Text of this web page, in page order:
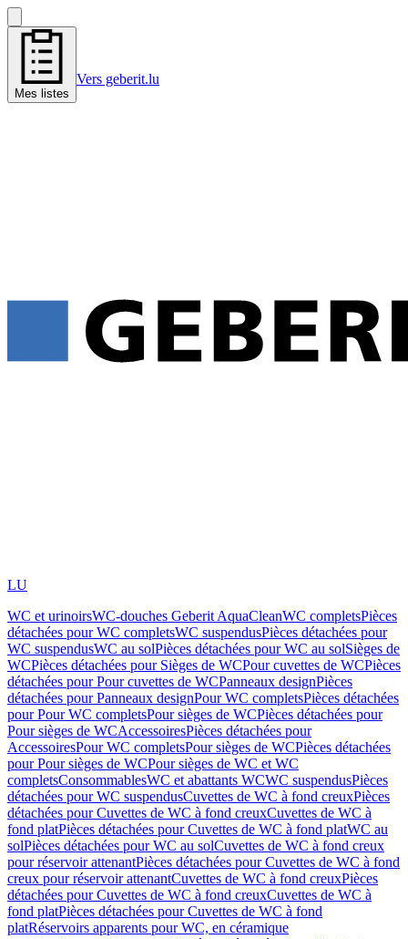
Mes listes
Vers geberit.lu
LU
WC et urinoirsWC-douches Geberit AquaCleanWC completsPièces
détachées pour WC completsWC suspendusPièces détachées pour
WC suspendusWC au solPièces détachées pour WC au solSièges de
WCPièces détachées pour Sièges de WCPour cuvettes de WCPièces
détachées pour Pour cuvettes de WCPanneaux designPièces
détachées pour Panneaux designPour WC completsPièces détachées
pour Pour WC completsPour sièges de WCPièces détachées pour
Pour sièges de WCAccessoiresPièces détachées pour
AccessoiresPour WC completsPour sièges de WCPièces détachées
pour Pour sièges de WCPour sièges de WC et WC
completsConsommablesWC et abattants WCWC suspendusPièces
détachées pour WC suspendusCuvettes de WC à fond creuxPièces
détachées pour Cuvettes de WC à fond creuxCuvettes de WC à
fond platPièces détachées pour Cuvettes de WC à fond platWC au
solPièces détachées pour WC au solCuvettes de WC à fond creux
pour réservoir attenantPièces détachées pour Cuvettes de WC à fond
creux pour réservoir attenantCuvettes de WC à fond creuxPièces
détachées pour Cuvettes de WC à fond creuxCuvettes de WC à
fond platPièces détachées pour Cuvettes de WC à fond
platRéservoirs apparents pour WC, en céramique